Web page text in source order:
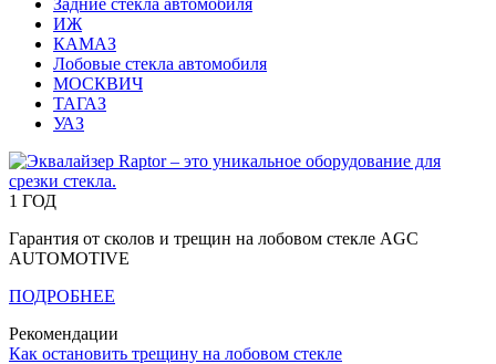
ИЖ
КАМАЗ
Лобовые стекла автомобиля
МОСКВИЧ
ТАГАЗ
УАЗ
1 ГОД
Гарантия от сколов и трещин на лобовом стекле AGC
AUTOMOTIVE
ПОДРОБНЕЕ
Рекомендации
Как остановить трещину на лобовом стекле